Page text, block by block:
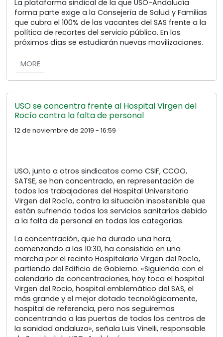
La plataforma sindical de la que USO-Andalucía
forma parte exige a la Consejería de Salud y Familias
que cubra el 100% de las vacantes del SAS frente a la
política de recortes del servicio público. En los
próximos días se estudiarán nuevas movilizaciones.
MORE
USO se concentra frente al Hospital Virgen del
Rocío contra la falta de personal
12 de noviembre de 2019 - 16:59
USO, junto a otros sindicatos como CSIF, CCOO,
SATSE, se han concentrado, en representación de
todos los trabajadores del Hospital Universitario
Virgen del Rocío, contra la situación insostenible que
están sufriendo todos los servicios sanitarios debido
a la falta de personal en todas las categorías.
La concentración, que ha durado una hora,
comenzando a las 10:30, ha consistido en una
marcha por el recinto Hospitalario Virgen del Rocío,
partiendo del Edificio de Gobierno. «Siguiendo con el
calendario de concentraciones, hoy toca el hospital
Virgen del Rocio, hospital emblemático del SAS, el
más grande y el mejor dotado tecnológicamente,
hospital de referencia, pero nos seguiremos
concentrando a las puertas de todos los centros de
la sanidad andaluza», señala Luis Vinelli, responsable